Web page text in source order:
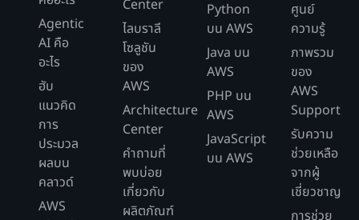
Agentic
AI คือ
อะไร
ฮับ
แนวคิด
การ
ประมวล
ผลบน
คลาวด์
AWS
Center
ไลบราลี
โซลูชัน
ของ
AWS
Architecture
Center
คำถามที่
พบบ่อย
เกี่ยวกับ
ผลิตภัณฑ์
Python
บน AWS
Java บน
AWS
PHP บน
AWS
JavaScript
บน AWS
ศูนย์
ความรู้
ภาพรวม
ของ
AWS
Support
รับความ
ช่วยเหลือ
จากผู้
เชี่ยวชาญ